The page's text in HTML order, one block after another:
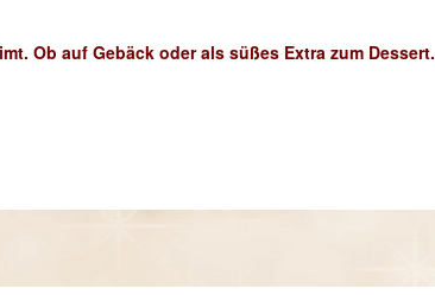
Ob auf Gebäck oder als süßes Extra zum Dessert.